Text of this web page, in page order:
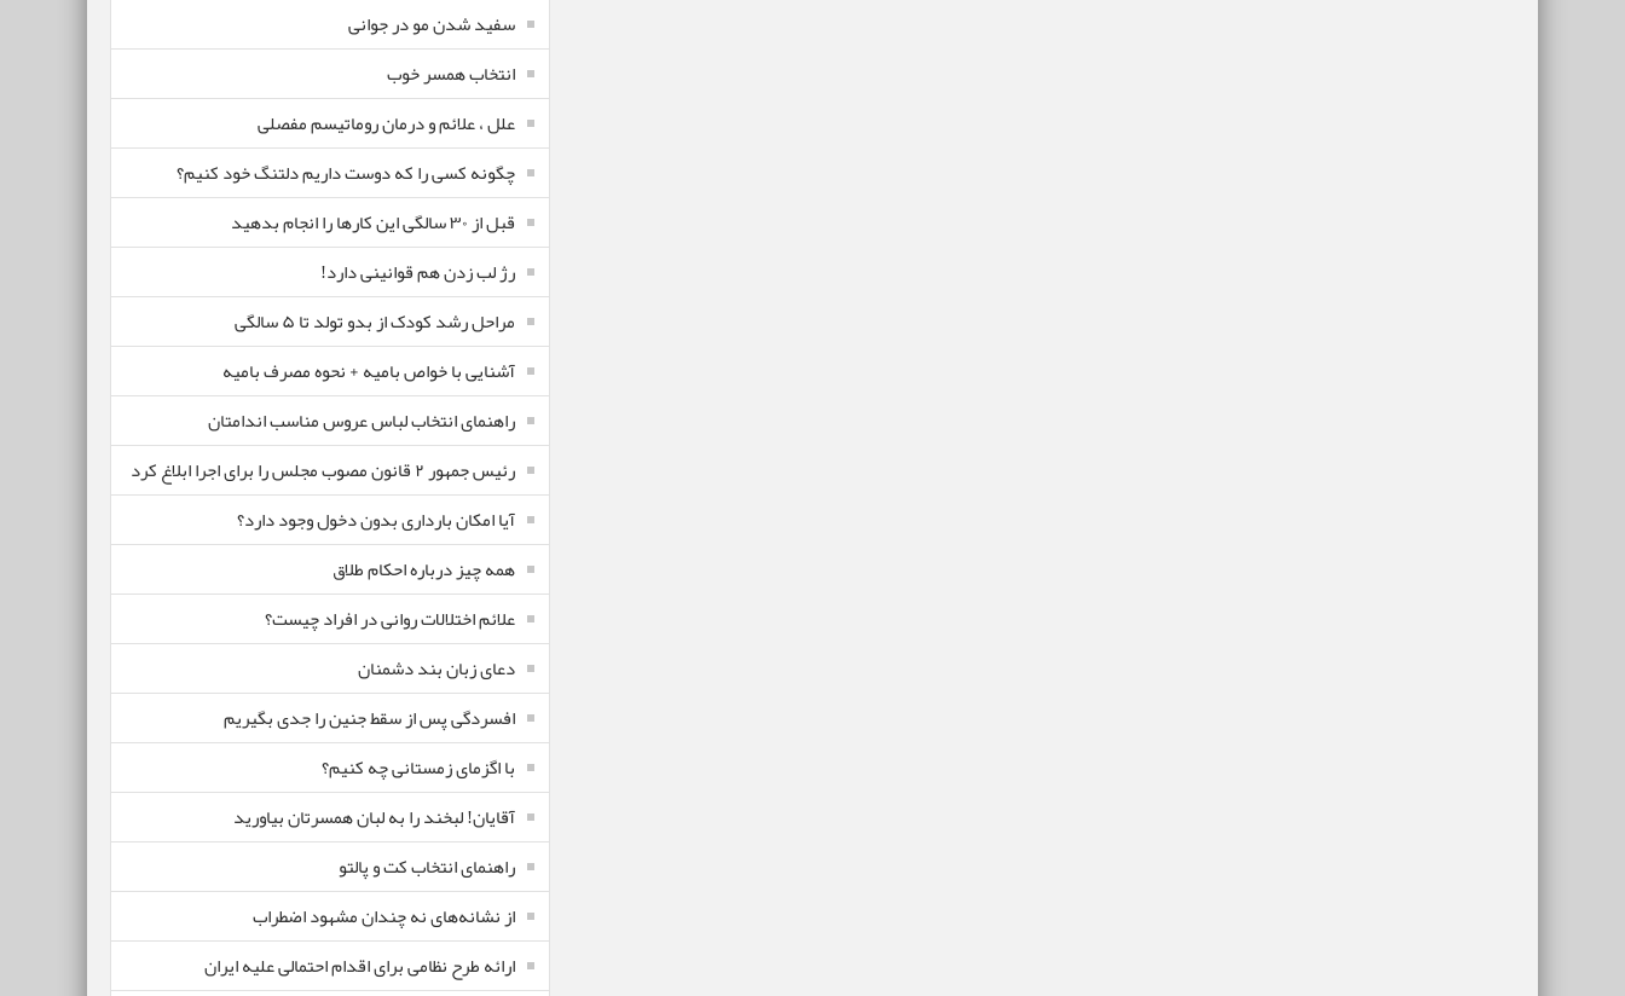
سفید شدن مو در جوانی
انتخاب همسر خوب
علل ، علائم و درمان روماتیسم مفصلی
چگونه کسی را که دوست داریم دلتنگ خود کنیم؟
قبل از ۳۰ سالگی این کارها را انجام بدهید
رژ لب زدن هم قوانینی دارد!
مراحل رشد کودک از بدو تولد تا ۵ سالگی
آشنایی با خواص بامیه + نحوه مصرف بامیه
راهنمای انتخاب لباس عروس مناسب اندامتان
رئیس جمهور ۲ قانون مصوب مجلس را برای اجرا ابلاغ کرد
آیا امکان بارداری بدون دخول وجود دارد؟
همه چیز درباره احکام طلاق
علائم اختلالات روانی در افراد چیست؟
دعای زبان بند دشمنان
افسردگی پس از سقط جنین را جدی بگیریم
با اگزمای زمستانی چه کنیم؟
آقایان! لبخند را به لبان همسرتان بیاورید
راهنمای انتخاب کت و پالتو
از نشانه‌های نه چندان مشهود اضطراب
ارائه طرح نظامی برای اقدام احتمالی علیه ایران